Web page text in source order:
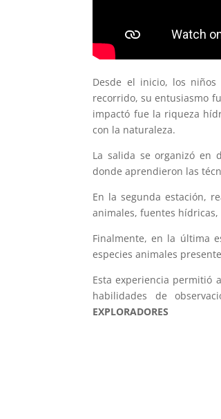
Desde el inicio, los
recorrido, su entusiasmo
impactó fue la riqueza
con la naturaleza.
La salida se organizó en
donde aprendieron las
En la segunda estación,
animales, fuentes
Finalmente, en la última
especies animales
Esta experiencia permitió
habilidades de
EXPLORADORES